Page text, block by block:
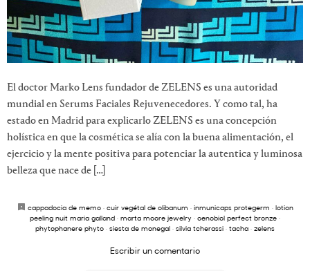
El doctor Marko Lens fundador de ZELENS es una autoridad
mundial en Serums Faciales Rejuvenecedores. Y como tal, ha
estado en Madrid para explicarlo ZELENS es una concepción
holística en que la cosmética se alía con la buena alimentación, el
ejercicio y la mente positiva para potenciar la autentica y luminosa
belleza que nace de […]
cappadocia de memo· cuir vegétal de olibanum · inmunicaps protegerm · lotion
peeling nuit maria galland · marta moore jewelry · oenobiol perfect bronze ·
phytophanere phyto · siesta de monegal · silvia tcherassi · tacha · zelens
Escribir un comentario